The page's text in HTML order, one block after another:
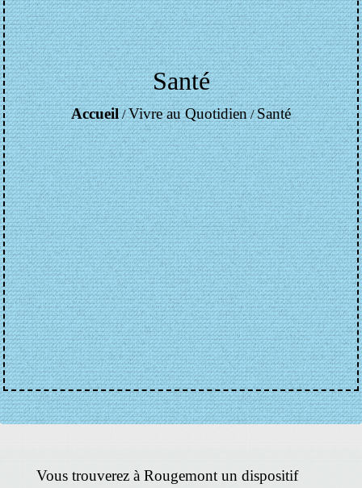
Santé
Accueil/Vivre au Quotidien/Santé
Vous trouverez à Rougemont un dispositif